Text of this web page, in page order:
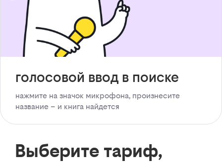
голосовой ввод в поиске
нажмите на значок микрофона, произнесите
название – и книга найдется
Выберите тариф,